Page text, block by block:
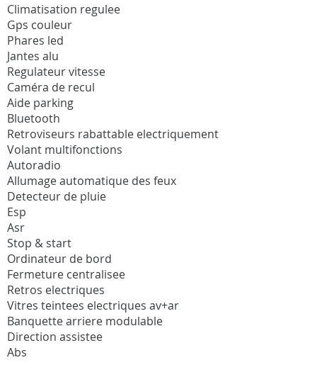
Climatisation regulee
Gps couleur
Phares led
Jantes alu
Regulateur vitesse
Caméra de recul
Aide parking
Bluetooth
Retroviseurs rabattable electriquement
Volant multifonctions
Autoradio
Allumage automatique des feux
Detecteur de pluie
Esp
Asr
Stop & start
Ordinateur de bord
Fermeture centralisee
Retros electriques
Vitres teintees electriques av+ar
Banquette arriere modulable
Direction assistee
Abs